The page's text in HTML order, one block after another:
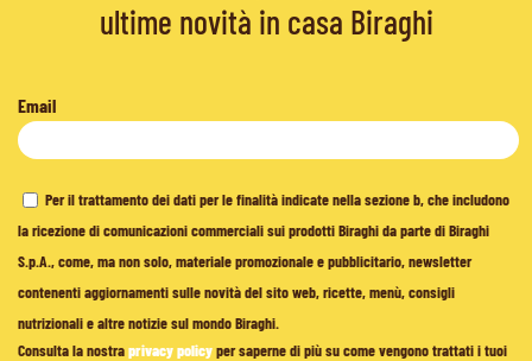
ultime novità in casa Biraghi
Email
Per il trattamento dei dati per le finalità indicate nella sezione b, che includono
la ricezione di comunicazioni commerciali sui prodotti Biraghi da parte di Biraghi
S.p.A., come, ma non solo, materiale promozionale e pubblicitario, newsletter
contenenti aggiornamenti sulle novità del sito web, ricette, menù, consigli
nutrizionali e altre notizie sul mondo Biraghi.
Consulta la nostraprivacy policyper saperne di più su come vengono trattati i tuoi